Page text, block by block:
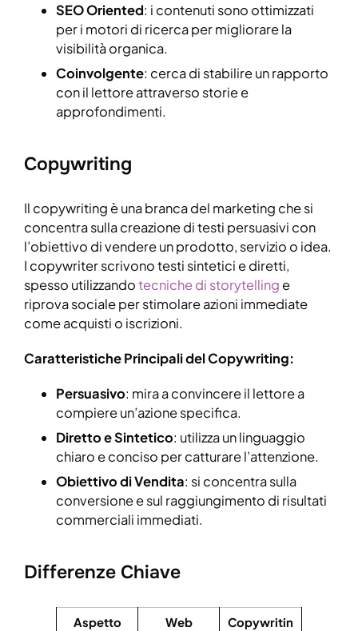
SEO Oriented: i contenuti sono ottimizzati
per i motori di ricerca per migliorare la
visibilità organica.
Coinvolgente: cerca di stabilire un rapporto
con il lettore attraverso storie e
approfondimenti.
Copywriting
Il copywriting è una branca del marketing che si
concentra sulla creazione di testi persuasivi con
l’obiettivo di vendere un prodotto, servizio o idea.
I copywriter scrivono testi sintetici e diretti,
spesso utilizzandotecniche di storytelling e
riprova sociale per stimolare azioni immediate
come acquisti o iscrizioni.
Caratteristiche Principali del Copywriting:
Persuasivo: mira a convincere il lettore a
compiere un’azione specifica.
Diretto e Sintetico: utilizza un linguaggio
chiaro e conciso per catturare l’attenzione.
Obiettivo di Vendita: si concentra sulla
conversione e sul raggiungimento di risultati
commerciali immediati.
Differenze Chiave
Aspetto
Web
Copywritin